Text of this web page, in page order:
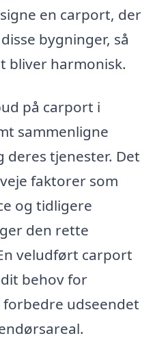
en carport, der
bygninger, så
bliver harmonisk.
på carport i
sammenligne
tjenester. Det
faktorer som
og tidligere
den rette
veludført carport
behov for
udseendet